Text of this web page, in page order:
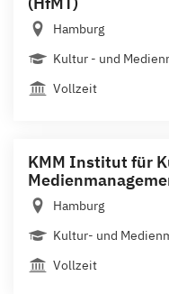
Hamburg
Kultur - und
Vollzeit
KMM Institut für
Hamburg
Kultur- und
Vollzeit